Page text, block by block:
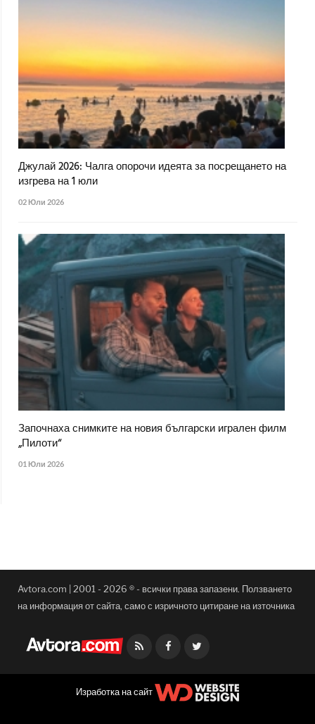
Джулай 2026: Чалга опорочи идеята за посрещането на
изгрева на 1 юли
02 Юли 2026
Започнаха снимките на новия български игрален филм
„Пилоти“
01 Юли 2026
Avtora.com | 2001 - 2026 ® - всички права запазени. Ползването
на информация от сайта, само с изричното цитиране на източника
Facebook
Изработка на сайт